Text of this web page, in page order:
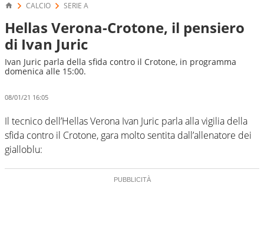
CALCIO SERIE A
Hellas Verona-Crotone, il pensiero
di Ivan Juric
Ivan Juric parla della sfida contro il Crotone, in programma
domenica alle 15:00.
08/01/21 16:05
Il tecnico dell’Hellas Verona Ivan Juric parla alla vigilia della
sfida contro il Crotone, gara molto sentita dall’allenatore dei
gialloblu: